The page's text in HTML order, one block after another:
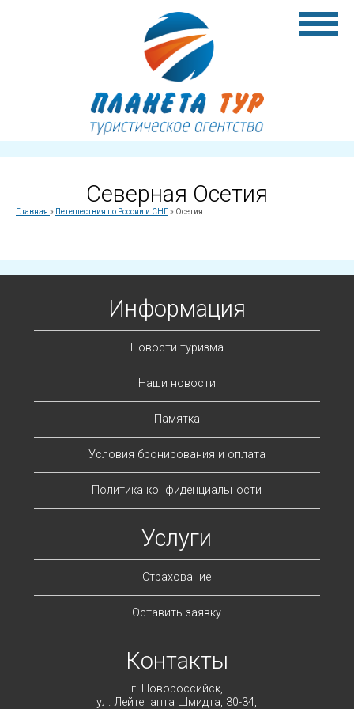
Северная Осетия
Главная » Петешествия по России и СНГ» Осетия
Информация
Новости туризма
Наши новости
Памятка
Условия бронирования и оплата
Политика конфиденциальности
Услуги
Страхование
Оставить заявку
Контакты
г. Новороссийск,
ул. Лейтенанта Шмидта, 30-34,